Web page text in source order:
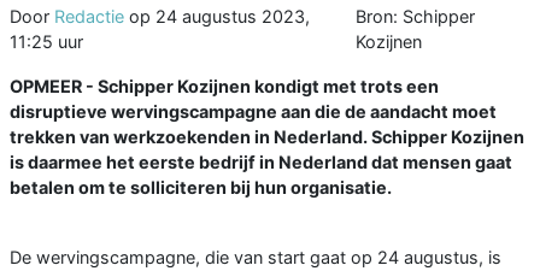
Door Redactie op 24 augustus 2023,
11:25 uur
Bron: Schipper
Kozijnen
OPMEER - Schipper Kozijnen kondigt met trots een
disruptieve wervingscampagne aan die de aandacht moet
trekken van werkzoekenden in Nederland. Schipper Kozijnen
is daarmee het eerste bedrijf in Nederland dat mensen gaat
betalen om te solliciteren bij hun organisatie.
De wervingscampagne, die van start gaat op 24 augustus, is